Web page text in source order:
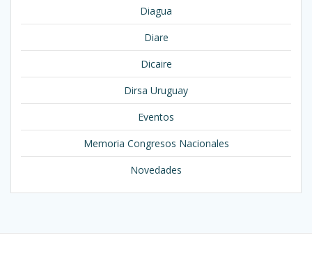
Diagua
Diare
Dicaire
Dirsa Uruguay
Eventos
Memoria Congresos Nacionales
Novedades